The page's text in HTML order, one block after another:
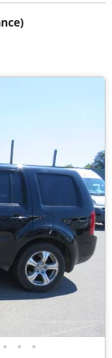
• • •